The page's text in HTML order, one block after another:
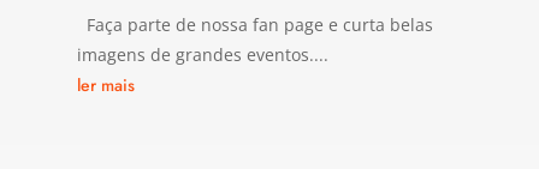
Faça parte de nossa fan page e curta belas
imagens de grandes eventos....
ler mais